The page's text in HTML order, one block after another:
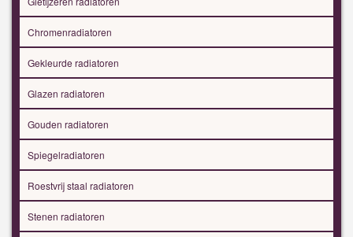
Chromenradiatoren
Gekleurde radiatoren
Glazen radiatoren
Gouden radiatoren
Spiegelradiatoren
Roestvrij staal radiatoren
Stenen radiatoren